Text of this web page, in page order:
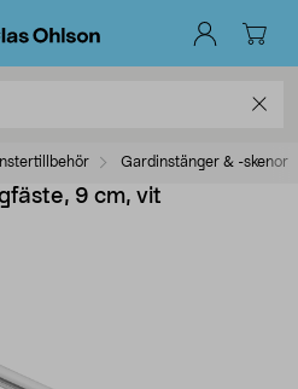
Gardinstänger & -skenor
9 cm, vit